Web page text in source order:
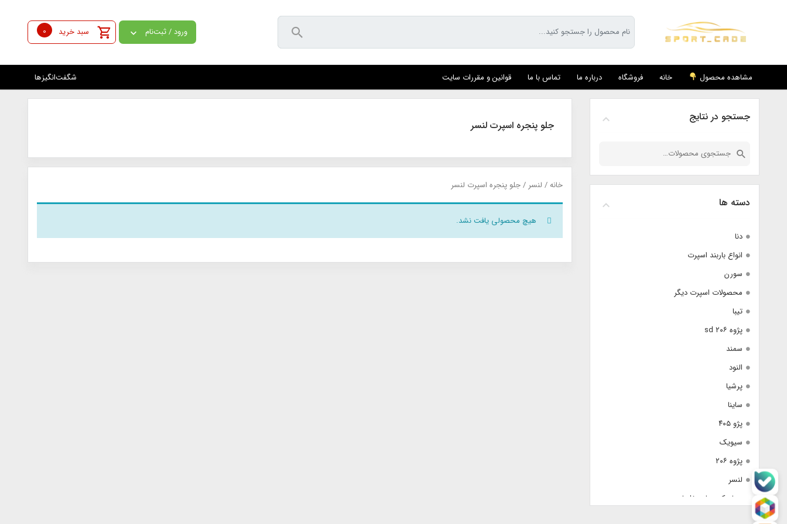
سبد خرید 0 ورود / ثبت‌نام
مشاهده محصول خانه فروشگاه درباره ما تماس با ما قوانین و مقررات سایت شگفت‌انگیزها
جلو پنجره اسپرت لنسر
خانه/ لنسر / جلو پنجره اسپرت لنسر
هیچ محصولی یافت نشد.
جستجو در نتایج
جستجو
دسته ها
دنا
انواع باربند اسپرت
سورن
محصولات اسپرت دیگر
تیبا
پژوه ٢٠۶ sd
سمند
النود
پرشیا
ساینا
پژو ۴٠۵
سیویک
پژوه ٢٠۶
لنسر
لچکی های بغل لنسر